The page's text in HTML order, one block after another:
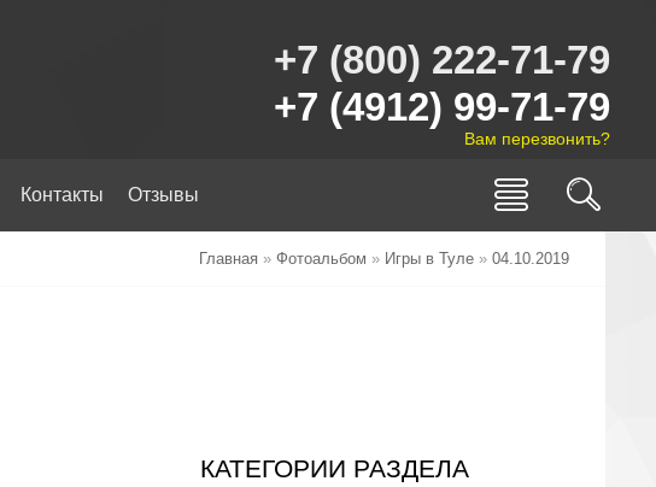
+7 (800) 222-71-79
+7 (4912) 99-71-79
Вам перезвонить?
Контакты Отзывы
Главная » Фотоальбом » Игры в Туле » 04.10.2019
КАТЕГОРИИ РАЗДЕЛА